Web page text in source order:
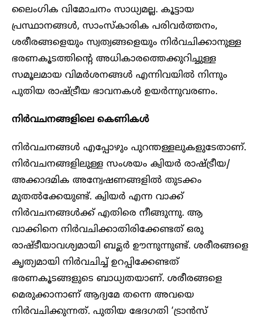
ലൈംഗിക വിമോചനം സാധ്യമല്ല. കൂട്ടായ
പ്രസ്ഥാനങ്ങൾ, സാംസ്കാരിക പരിവർത്തനം,
ശരീരങ്ങളെയും സ്വത്വങ്ങളെയും നിർവചിക്കാനുള്ള
ഭരണകൂടത്തിന്റെ അധികാരത്തെക്കുറിച്ചുള്ള
സമൂലമായ വിമർശനങ്ങൾ എന്നിവയിൽ നിന്നും
പുതിയ രാഷ്ട്രീയ ഭാവനകൾ ഉയർന്നുവരണം.
നിർവചനങ്ങളിലെ കെണികൾ
നിർവചനങ്ങൾ എപ്പോഴും പുറന്തള്ളലുകളുടേതാണ്.
നിർവചനങ്ങളിലുള്ള സംശയം ക്വിയർ രാഷ്ട്രീയ/
അക്കാദമിക അന്വേഷണങ്ങളിൽ തുടക്കം
മുതൽക്കേയുണ്ട്. ക്വിയർ എന്ന വാക്ക്
നിർവചനങ്ങൾക്ക് എതിരെ നീങ്ങുന്നു. ആ
വാക്കിനെ നിർവചിക്കാതിരിക്കേണ്ടത് ഒരു
രാഷ്ടീയാവശ്യമായി ബട്ലർ ഊന്നുന്നുണ്ട്. ശരീരങ്ങളെ
കൃത്യമായി നിർവചിച്ച് ഉറപ്പിക്കേണ്ടത്
ഭരണകൂടങ്ങളുടെ ബാധ്യതയാണ്. ശരീരങ്ങളെ
മെരുക്കാനാണ് ആദ്യമേ തന്നെ അവയെ
നിർവചിക്കുന്നത്. പുതിയ ഭേദഗതി ‘ട്രാൻസ്